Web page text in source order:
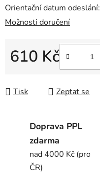
Orientační datum odeslání:
Možnosti doručení
610 Kč
Tisk Zeptat se
Doprava PPL
zdarma
nad 4000 Kč (pro
ČR)